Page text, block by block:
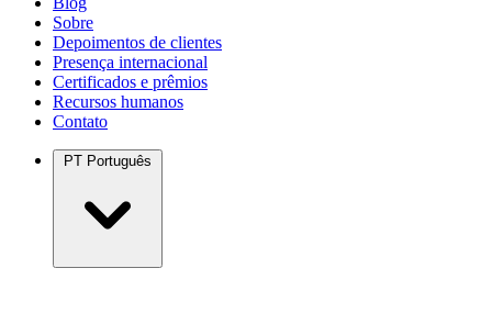
Sobre
Depoimentos de clientes
Presença internacional
Certificados e prêmios
Recursos humanos
Contato
PT Português